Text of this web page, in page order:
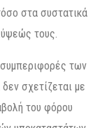
στα συστατικά
τους.
των
σχετίζεται με
του φόρου